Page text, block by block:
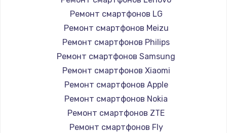
Ремонт смартфонов LG
Ремонт смартфонов Meizu
Ремонт смартфонов Philips
Ремонт смартфонов Samsung
Ремонт смартфонов Xiaomi
Ремонт смартфонов Apple
Ремонт смартфонов Nokia
Ремонт смартфонов ZTE
Ремонт смартфонов Fly